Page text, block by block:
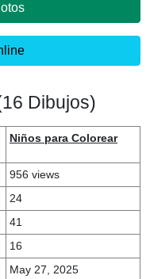
photos
Dibujos)
Niños para Colorear
956 views
24
41
16
May 27, 2025